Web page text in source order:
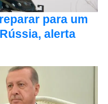
para um
alerta